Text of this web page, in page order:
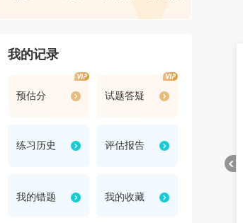
我的记录
预估分 试题答疑
练习历史 评估报告
我的错题 我的收藏